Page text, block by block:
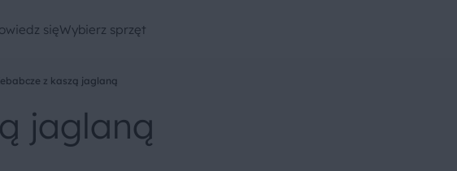
sięWybierz sprzęt
z kaszą jaglaną
jaglaną